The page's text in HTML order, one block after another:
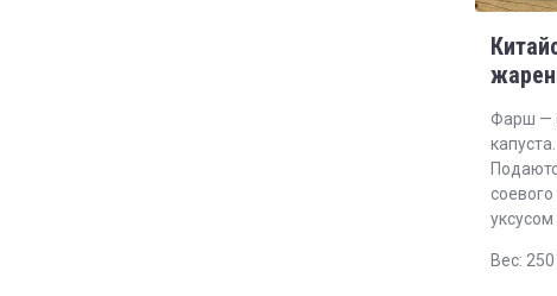
Фарш —
капуста.
уксусом
Вес: 250